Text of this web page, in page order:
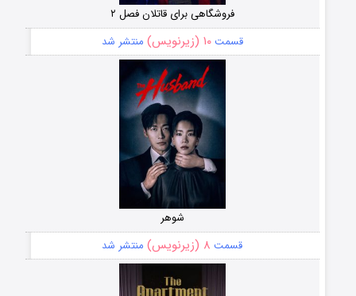
فروشگاهی برای قاتلان فصل ۲
قسمت۱۰ (زیرنویس) منتشر شد
شوهر
قسمت ۸ (زیرنویس) منتشر شد